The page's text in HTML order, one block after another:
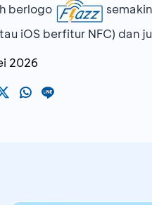
berlogo
iOS berfitur NFC) dan
2026